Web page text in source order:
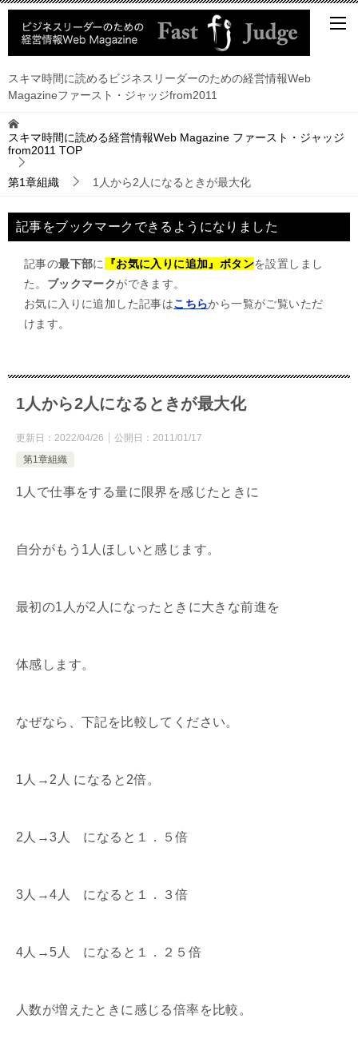
スキマ時間に読めるビジネスリーダーのための経営情報Web
Magazineファースト・ジャッジfrom2011
スキマ時間に読める経営情報Web Magazine ファースト・ジャッジ
from2011 TOP
第1章組織 1人から2人になるときが最大化
記事をブックマークできるようになりました
記事の最下部に 『お気に入りに追加』ボタンを設置しまし
た。 ブックマークができます。
お気に入りに追加した記事はこちらから一覧がご覧いただ
けます。
1人から2人になるときが最大化
更新日： 2022/04/26 公開日： 2011/01/17
第1章組織
1人で仕事をする量に限界を感じたときに
自分がもう1人ほしいと感じます。
最初の1人が2人になったときに大きな前進を
体感します。
なぜなら、下記を比較してください。
1人→2人 になると2倍。
2人→3人 になると１．５倍
3人→4人 になると１．３倍
4人→5人 になると１．２５倍
人数が増えたときに感じる倍率を比較。